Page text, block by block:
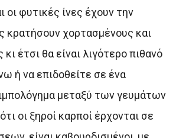
οι φυτικές ίνες έχουν την
κρατήσουν χορτασμένους και
κι έτσι θα είναι λιγότερο πιθανό
ή να επιδοθείτε σε ένα
μεταξύ των γευμάτων
οι ξηροί καρποί έρχονται σε